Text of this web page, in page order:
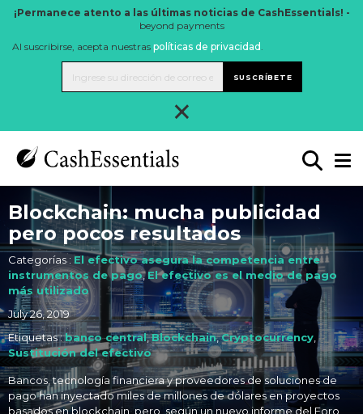
¡Permanece atento a las últimas noticias de CashEssentials! -
beyond payments
Al suscribirse, acepta nuestras políticas de privacidad .
SUSCRÍBETE
×
Blockchain: mucha publicidad
pero pocos resultados
Categorías : El efectivo asegura la competencia entre
instrumentos de pago,El efectivo es el medio de pago
más utilizado
July 26, 2019
Etiquetas :banco central,Blockchain,Cryptocurrency
Sustitución del efectivo
Bancos, tecnología financiera y proveedores de soluciones de
pago han inyectado miles de millones de dólares en proyectos
basados en blockchain, pero, según un nuevo informe del Foro